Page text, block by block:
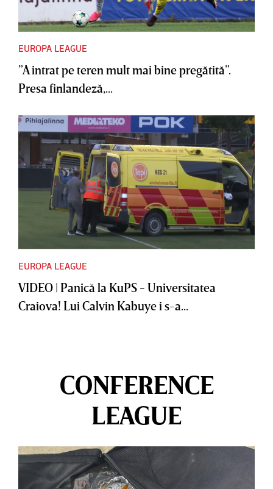
EUROPA LEAGUE
”A intrat pe teren mult mai bine pregătită”.
Presa finlandeză,...
EUROPA LEAGUE
VIDEO | Panică la KuPS - Universitatea
Craiova! Lui Calvin Kabuye i s-a...
CONFERENCE
LEAGUE